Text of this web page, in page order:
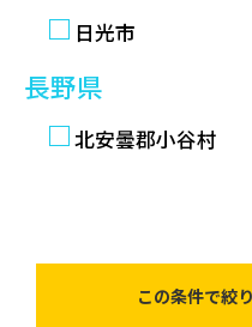
日光市
長野県
北安曇郡小谷村